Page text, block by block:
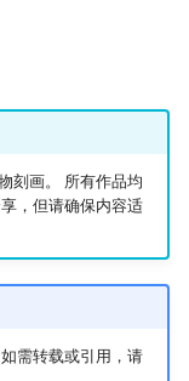
刻画。 所有作品均
，但请确保内容适
需转载或引用，请